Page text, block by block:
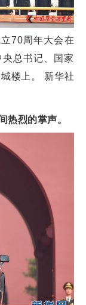
70周年大会在
总书记、国家
楼上。 新华社
烈的掌声。